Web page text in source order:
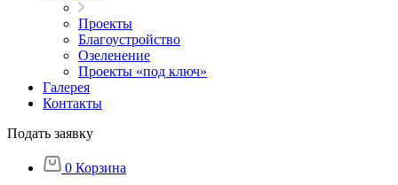
Проекты
Благоустройство
Озеленение
Проекты «под ключ»
Галерея
Контакты
Подать заявку
0 Корзина